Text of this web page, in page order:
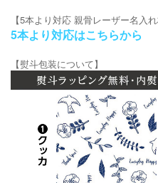
【5本より対応 親骨レーザー名入
5本より対応はこちらから
【熨斗包装について】